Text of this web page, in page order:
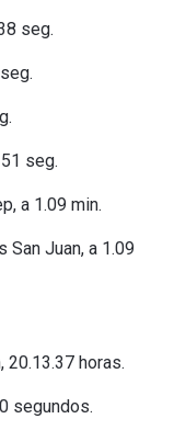
seg.
seg.
a 1.09 min.
Juan, a 1.09
horas.
segundos.